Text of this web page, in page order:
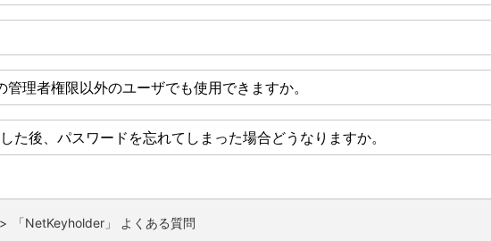
理者権限以外のユーザでも使用できますか。
た後、パスワードを忘れてしまった場合どうなりますか。
「NetKeyholder」 よくある質問